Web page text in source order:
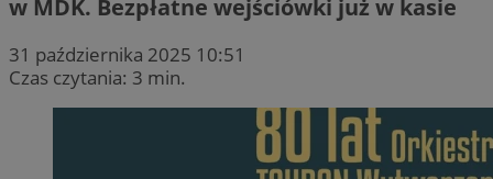
w MDK. Bezpłatne wejściówki już w kasie
31 października 2025 10:51
Czas czytania: 3 min.